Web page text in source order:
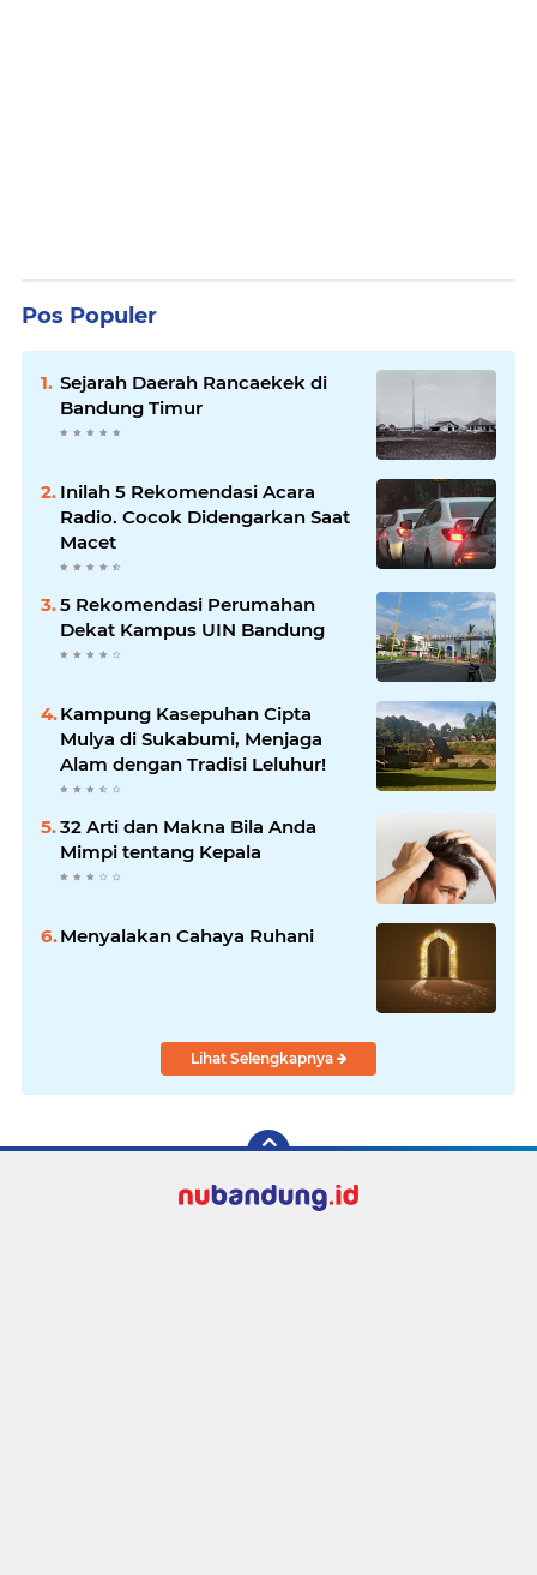
Pos Populer
Sejarah Daerah Rancaekek di
Bandung Timur
Inilah 5 Rekomendasi Acara
Radio. Cocok Didengarkan Saat
Macet
5 Rekomendasi Perumahan
Dekat Kampus UIN Bandung
Kampung Kasepuhan Cipta
Mulya di Sukabumi, Menjaga
Alam dengan Tradisi Leluhur!
32 Arti dan Makna Bila Anda
Mimpi tentang Kepala
Menyalakan Cahaya Ruhani
Lihat Selengkapnya